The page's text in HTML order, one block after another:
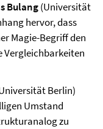
Bulang(Universität
hervor, dass
Magie-Begriff den
Berlin)
Umstand
zu